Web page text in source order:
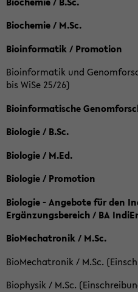
Biochemie / M.Sc.
Bioinformatik / Promotion
Bioinformatik und
bis WiSe 25/26)
Bioinformatische
Biologie / B.Sc.
Biologie / M.Ed.
Biologie / Promotion
Biologie - Angebote für den
Ergänzungsbereich / BA
BioMechatronik / M.Sc.
BioMechatronik / M.Sc.
Biophysik / M.Sc.